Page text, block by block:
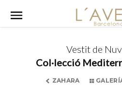
content
Vestit de
Col·lecció
ZAHARA